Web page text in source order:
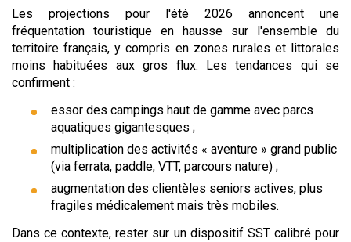
Les projections pour l'été 2026 annoncent une
fréquentation touristique en hausse sur l'ensemble du
territoire français, y compris en zones rurales et littorales
moins habituées aux gros flux. Les tendances qui se
confirment :
essor des campings haut de gamme avec parcs
aquatiques gigantesques ;
multiplication des activités « aventure » grand public
(via ferrata, paddle, VTT, parcours nature) ;
augmentation des clientèles seniors actives, plus
fragiles médicalement mais très mobiles.
Dans ce contexte, rester sur un dispositif SST calibré pour